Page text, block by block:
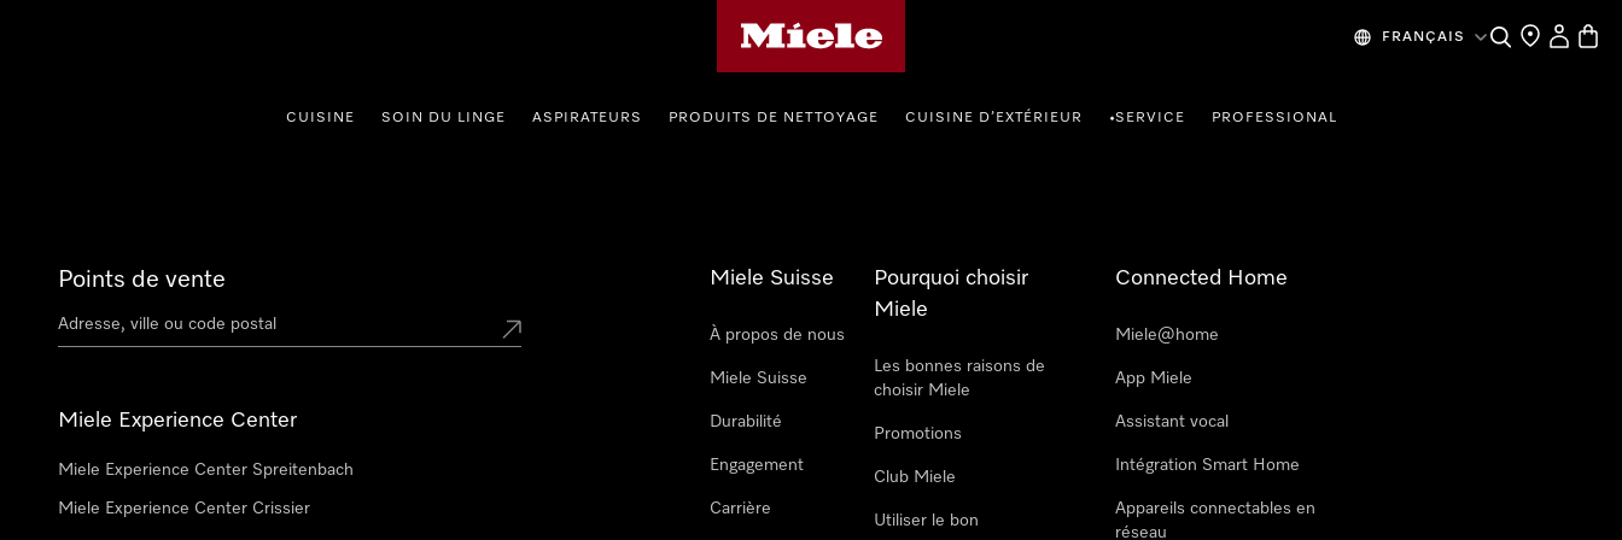
FRANÇAIS SearchFind a store
My
CUISINE SOIN DU LINGE ASPIRATEURS PRODUITS DE NETTOYAGE CUISINE D’EXTÉRIEUR •SERVICE PROFESSIONAL
Points de vente
Miele Experience Center
Miele Experience Center Spreitenbach
Miele Experience Center Crissier
Miele Suisse
À propos de nous
Miele Suisse
Durabilité
Engagement
Carrière
Pourquoi choisir
Miele
Les bonnes raisons de
choisir Miele
Promotions
Club Miele
Utiliser le bon
Connected Home
Miele@home
App Miele
Assistant vocal
Intégration Smart Home
Appareils connectables en
réseau